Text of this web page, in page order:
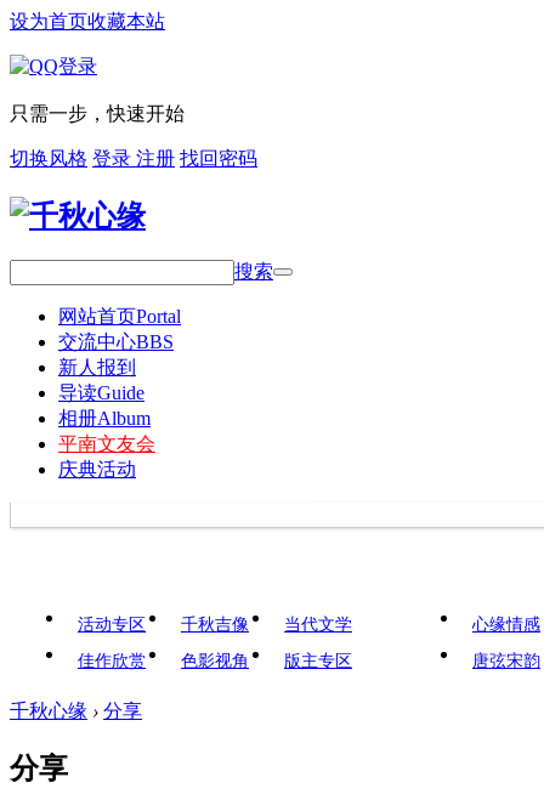
设为首页收藏本站
只需一步，快速开始
切换风格 登录 注册 找回密码
搜索
网站首页Portal
交流中心BBS
新人报到
导读Guide
相册Album
平南文友会
庆典活动
活动专区 千秋吉像
当代文学
佳作欣赏
色影视角 版主专区
心缘情感
唐弦宋韵
千秋心缘 › 分享
分享